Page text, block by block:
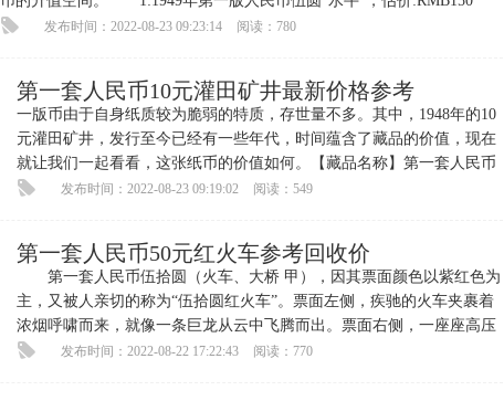
发布时间：2022-08-23 09:23:14 阅读：780
第一套人民币10元灌田矿井最新价格参考
一版币由于自身纸质较为脆弱的特质，存世量不多。其中，1948年的10
元灌田矿井，发行至今已经有一些年代，时间蕴含了藏品的价值，现在
就让我们一起看看，这张纸币的价值如何。【藏品名称】第一套人民币
一版人民币灌田矿井
发布时间：2022-08-23 09:19:02 阅读：549
第一套人民币50元红火车参考回收价
第一套人民币伍拾圆（火车、大桥 甲），因其票面颜色以紫红色为
主，又被人亲切的称为“伍拾圆红火车”。票面左侧，疾驰的火车夹裹着
浓烟呼啸而来，就像一条巨龙从云中飞腾而出。票面右侧，一座座高压
电缆有序的排列在大桥
发布时间：2022-08-22 17:22:43 阅读：770